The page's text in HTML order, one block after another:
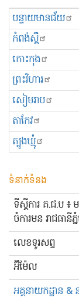
បន្ទាយមានជ័យ
កំពង់ស្ពឺ
កោះកុង
ព្រះ​វិហារ
សៀមរាប
តាកែវ
ត្បូងឃ្មុំ
ទំនាក់ទំនង
ទីស្ដីការ គ.ជ.ប ៖
ចំការមន រាជធានី
លេខ​ទូរសព្ទ
អ៊ីម៉ែល
អគ្គនាយកដ្ឋាន &